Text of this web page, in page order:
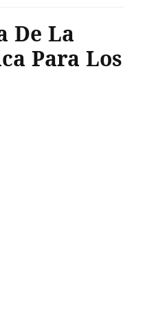
De La
Para Los